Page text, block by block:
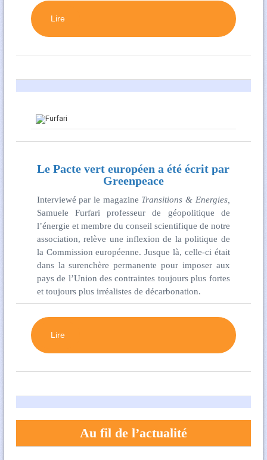
Lire
Le Pacte vert européen a été écrit par
Greenpeace
Interviewé par le magazine Transitions & Energies,
Samuele Furfari professeur de géopolitique de
l’énergie et membre du conseil scientifique de notre
association, relève une inflexion de la politique de
la Commission européenne. Jusque là, celle-ci était
dans la surenchère permanente pour imposer aux
pays de l’Union des contraintes toujours plus fortes
et toujours plus irréalistes de décarbonation.
Lire
Au fil de l’actualité